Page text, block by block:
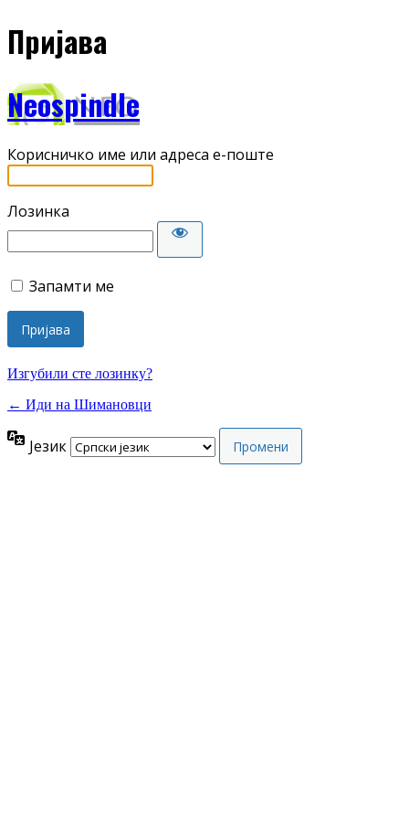
Пријава
Neospindle
Корисничко име или адреса е-поште
Лозинка
Запамти ме
Изгубили сте лозинку?
← Иди на Шимановци
Језик